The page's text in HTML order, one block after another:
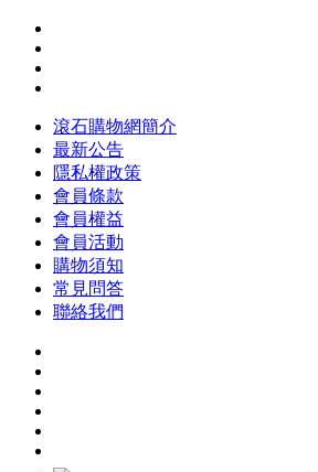
滾石購物網簡介
最新公告
隱私權政策
會員條款
會員權益
會員活動
購物須知
常見問答
聯絡我們